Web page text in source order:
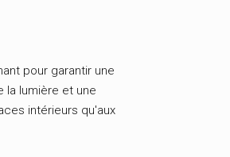
pour garantir une
la lumière et une
intérieurs qu'aux